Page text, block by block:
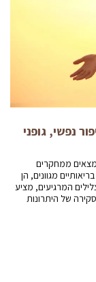
נפשי, גופני
ממחקרים
מגוונים, הן
המרגיעים, מציע
של היתרונות